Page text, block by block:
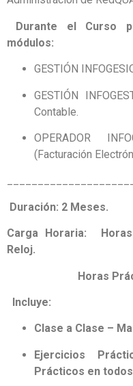
Durante el Curso
módulos:
GESTIÓN
GESTIÓN
Contable.
OPERADOR
(Facturación
Duración: 2 Meses.
Carga Horaria:
Reloj.
Horas
Incluye:
Clase a Clase –
Ejercicios
Prácticos en